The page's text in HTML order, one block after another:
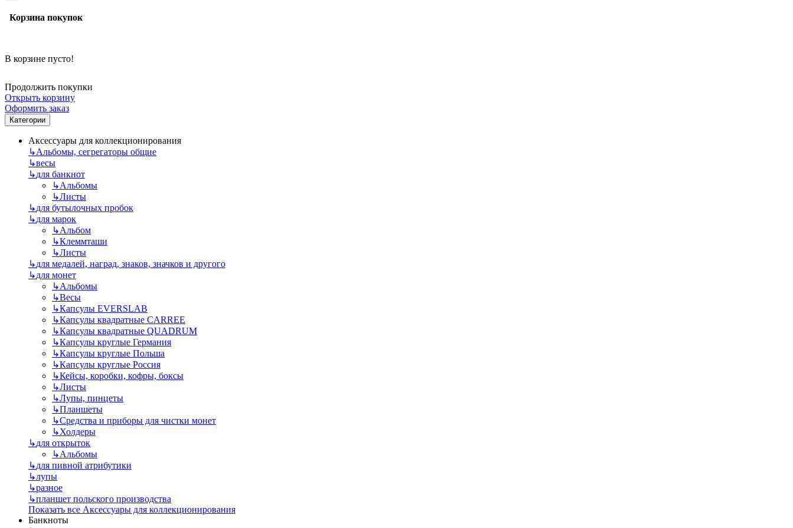
Корзина покупок
В корзине пусто!
Продолжить покупки
Открыть корзину
Оформить заказ
Категории
Аксессуары для коллекционирования
↳Альбомы, сегрегаторы общие
↳весы
↳для банкнот
↳Альбомы
↳Листы
↳для бутылочных пробок
↳для марок
↳Альбом
↳Клеммташи
↳Листы
↳для медалей, наград, знаков, значков и другого
↳для монет
↳Альбомы
↳Весы
↳Капсулы EVERSLAB
↳Капсулы квадратные CARREE
↳Капсулы квадратные QUADRUM
↳Капсулы круглые Германия
↳Капсулы круглые Польша
↳Капсулы круглые Россия
↳Кейсы, коробки, кофры, боксы
↳Листы
↳Лупы, пинцеты
↳Планшеты
↳Средства и приборы для чистки монет
↳Холдеры
↳для открыток
↳Альбомы
↳для пивной атрибутики
↳лупы
↳разное
↳планшет польского производства
Показать все Аксессуары для коллекционирования
Банкноты